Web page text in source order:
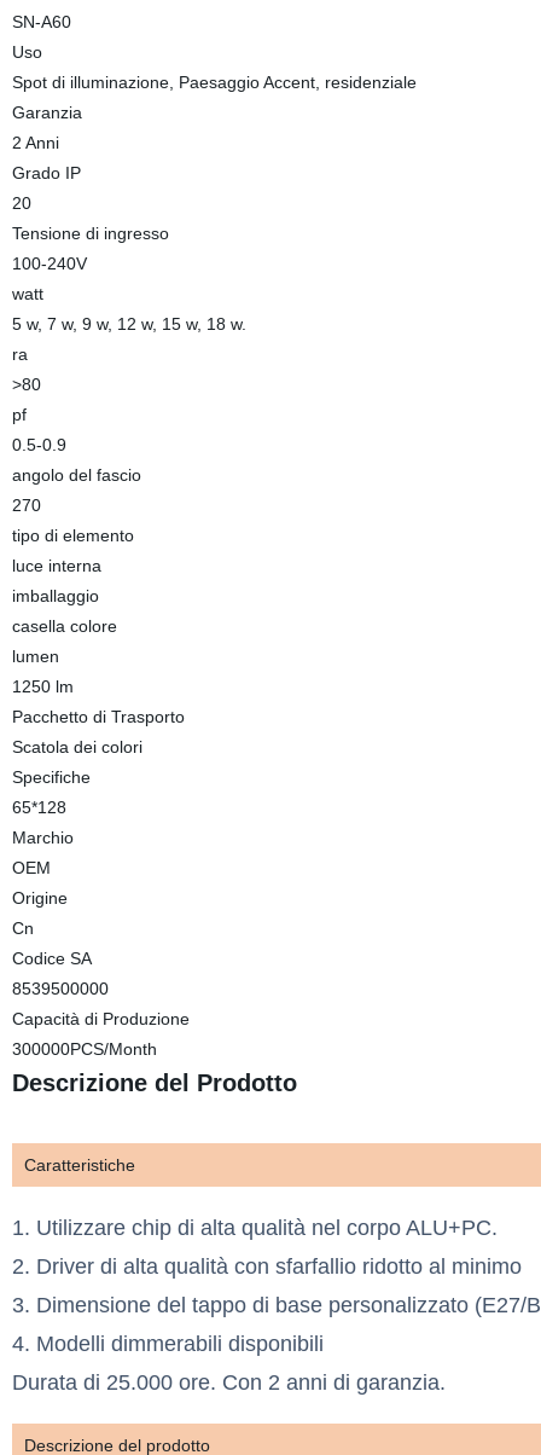
SN-A60
Uso
Spot di illuminazione, Paesaggio Accent, residenziale
Garanzia
2 Anni
Grado IP
20
Tensione di ingresso
100-240V
watt
5 w, 7 w, 9 w, 12 w, 15 w, 18 w.
ra
>80
pf
0.5-0.9
angolo del fascio
270
tipo di elemento
luce interna
imballaggio
casella colore
lumen
1250 lm
Pacchetto di Trasporto
Scatola dei colori
Specifiche
65*128
Marchio
OEM
Origine
Cn
Codice SA
8539500000
Capacità di Produzione
300000PCS/Month
Descrizione del Prodotto
Caratteristiche
1. Utilizzare chip di alta qualità nel corpo ALU+PC.
2. Driver di alta qualità con sfarfallio ridotto al minimo
3. Dimensione del tappo di base personalizzato (E27/
4. Modelli dimmerabili disponibili
Durata di 25.000 ore. Con 2 anni di garanzia.
Descrizione del prodotto